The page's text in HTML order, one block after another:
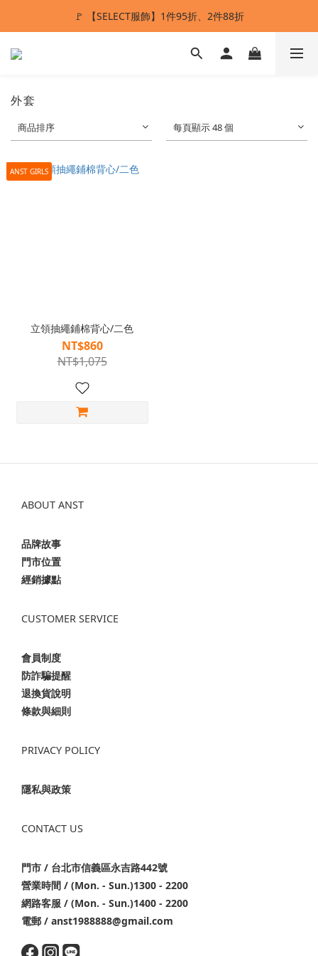
ANSTMADE｜任兩件送5%購物金💰
🚩 【SELECT服飾】1件95折、2件88折
多重好禮滿額贈🔥
外套
商品排序 每頁顯示 48 個
ANST GIRLS
立領抽繩鋪棉背心/二色
NT$860
NT$1,075
ABOUT ANST
品牌故事
門市位置
經銷據點
CUSTOMER SERVICE
會員制度
防詐騙提醒
退換貨說明
條款與細則
PRIVACY POLICY
隱私與政策
CONTACT US
門市 / 台北市信義區永吉路442號
營業時間 / (Mon. - Sun.)1300 - 2200
網路客服 / (Mon. - Sun.)1400 - 2200
電郵 / anst1988888@gmail.com